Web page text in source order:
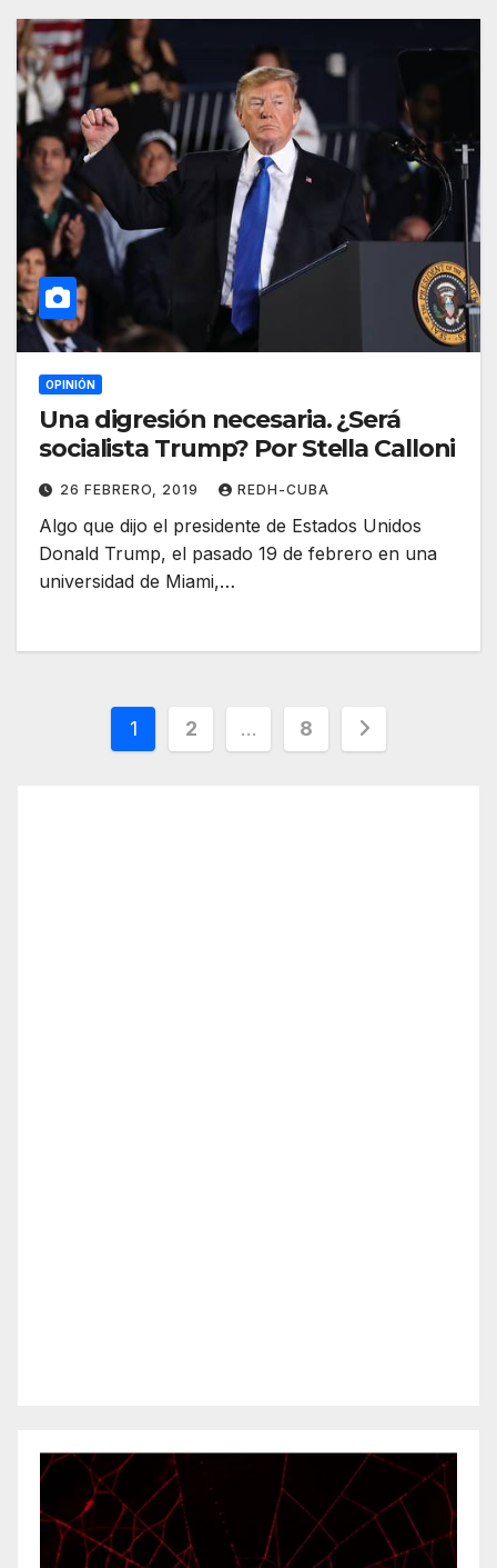
OPINIÓN
Una digresión necesaria. ¿Será
socialista Trump? Por Stella Calloni
26 FEBRERO, 2019 REDH-CUBA
Algo que dijo el presidente de Estados Unidos
Donald Trump, el pasado 19 de febrero en una
universidad de Miami,…
Paginación
1 2 … 8